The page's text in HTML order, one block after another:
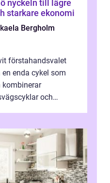
starkare ekonomi
Bergholm
förstahandsvalet
enda cykel som
kombinerar
och